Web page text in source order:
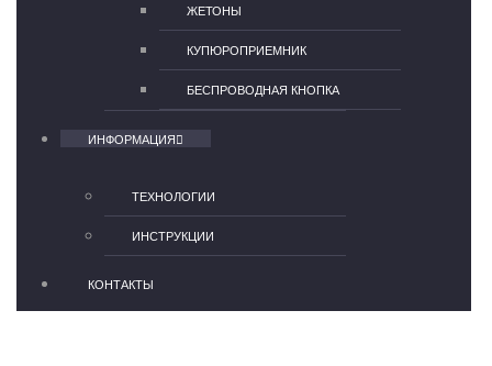
ЖЕТОНЫ
КУПЮРОПРИЕМНИК
БЕСПРОВОДНАЯ КНОПКА
ИНФОРМАЦИЯ
ТЕХНОЛОГИИ
ИНСТРУКЦИИ
КОНТАКТЫ